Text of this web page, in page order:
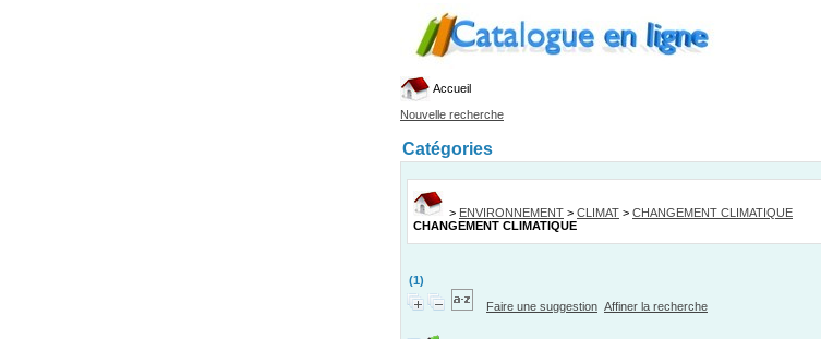
Accueil
Nouvelle recherche
Catégories
> ENVIRONNEMENT > CLIMAT > CHANGEMENT CLIMATIQUE
CHANGEMENT CLIMATIQUE
(1)
Faire une suggestion Affiner la recherche